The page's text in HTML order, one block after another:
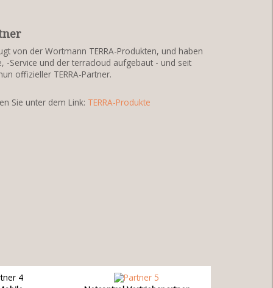
von der Wortmann TERRA-Produkten, und haben
-Service und der terracloud aufgebaut - und seit
offizieller TERRA-Partner.
Sie unter dem Link: TERRA-Produkte